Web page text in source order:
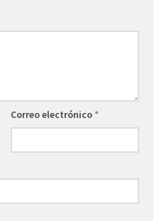
Correo electrónico*